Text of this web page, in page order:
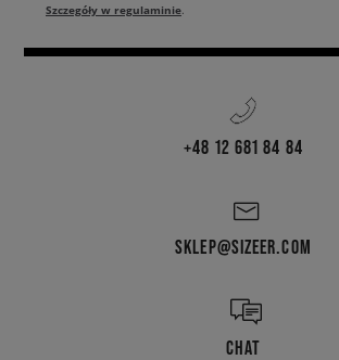
Szczegóły w regulaminie.
+48 12 681 84 84
SKLEP@SIZEER.COM
CHAT